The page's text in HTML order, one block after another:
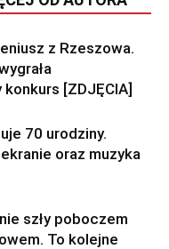
z Rzeszowa.
[ZDJĘCIA]
70 urodziny.
oraz muzyka
szły poboczem
To kolejne